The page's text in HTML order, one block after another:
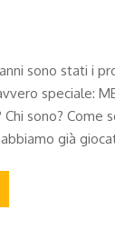
sono stati i
speciale:
Chi sono? Come
già